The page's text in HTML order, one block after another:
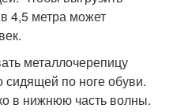
4,5 метра может
металлочерепицу
по ноге обуви.
в нижнюю часть волны.